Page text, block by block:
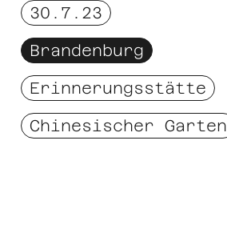
30.7.23
Brandenburg
Erinnerungsstätte
Chinesischer Garten